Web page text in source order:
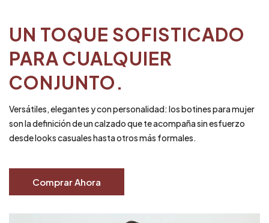
UN TOQUE SOFISTICADO
PARA CUALQUIER
CONJUNTO.
Versátiles, elegantes y con personalidad: los botines para mujer
son la definición de un calzado que te acompaña sin esfuerzo
desde looks casuales hasta otros más formales.
Comprar Ahora